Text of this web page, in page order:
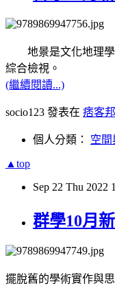
地景是文化地理學
綜合檢視。
(繼續閱讀...)
socio123 發表在 痞客邦
個人分類： 空間
▲top
Sep 22 Thu 2022
群學10月
擺脫舊的學術實作與